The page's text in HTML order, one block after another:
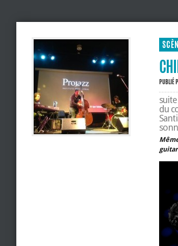
PUBLIÉ
du